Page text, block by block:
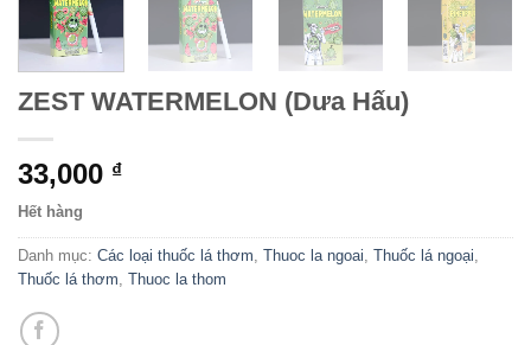
ZEST WATERMELON (Dưa Hấu)
33,000 ₫
Hết hàng
Danh mục: Các loại thuốc lá thơm Thuoc la ngoai Thuốc lá ngoại
Thuốc lá thơm Thuoc la thom